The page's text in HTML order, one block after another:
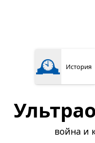
🕰️ История
война и